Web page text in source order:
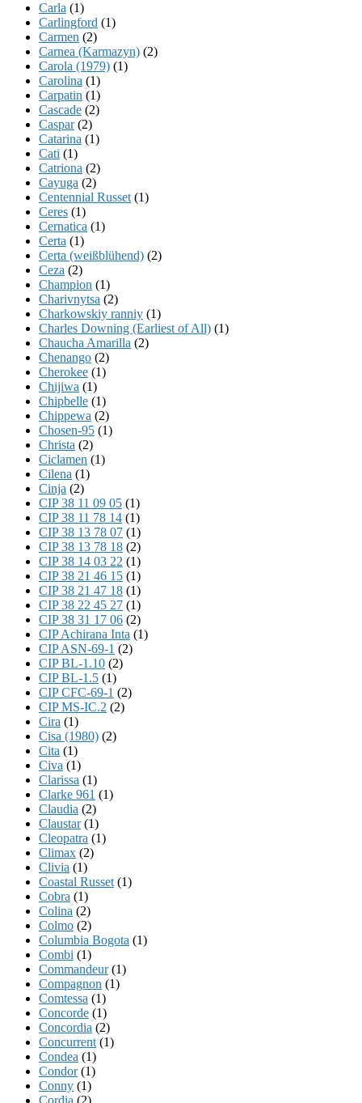
Carla (1)
Carlingford (1)
Carmen (2)
Carnea (Karmazyn) (2)
Carola (1979) (1)
Carolina (1)
Carpatin (1)
Cascade (2)
Caspar(2)
Catarina (1)
Cati (1)
Catriona (2)
Cayuga (2)
Centennial Russet (1)
Ceres (1)
Cernatica (1)
Certa (1)
Certa (weißblühend) (2)
Ceza (2)
Champion (1)
Charivnytsa (2)
Charkowskiy ranniy (1)
Charles Downing (Earliest of All) (1)
Chaucha Amarilla (2)
Chenango (2)
Cherokee (1)
Chijiwa (1)
Chipbelle (1)
Chippewa (2)
Chosen-95 (1)
Christa (2)
Ciclamen (1)
Cilena (1)
Cinja (2)
CIP 38 11 09 05 (1)
CIP 38 11 78 14 (1)
CIP 38 13 78 07 (1)
CIP 38 13 78 18 (2)
CIP 38 14 03 22 (1)
CIP 38 21 46 15 (1)
CIP 38 21 47 18 (1)
CIP 38 22 45 27 (1)
CIP 38 31 17 06 (2)
CIP Achirana Inta (1)
CIP ASN-69-1 (2)
CIP BL-1.10 (2)
CIP BL-1.5 (1)
CIP CFC-69-1 (2)
CIP MS-IC.2 (2)
Cira (1)
Cisa (1980) (2)
Cita (1)
Civa (1)
Clarissa (1)
Clarke 961 (1)
Claudia (2)
Claustar(1)
Cleopatra (1)
Climax (2)
Clivia (1)
Coastal Russet (1)
Cobra (1)
Colina (2)
Colmo (2)
Columbia Bogota (1)
Combi (1)
Commandeur(1)
Compagnon (1)
Comtessa (1)
Concorde (1)
Concordia (2)
Concurrent (1)
Condea (1)
Condor(1)
Conny (1)
Cordia (2)